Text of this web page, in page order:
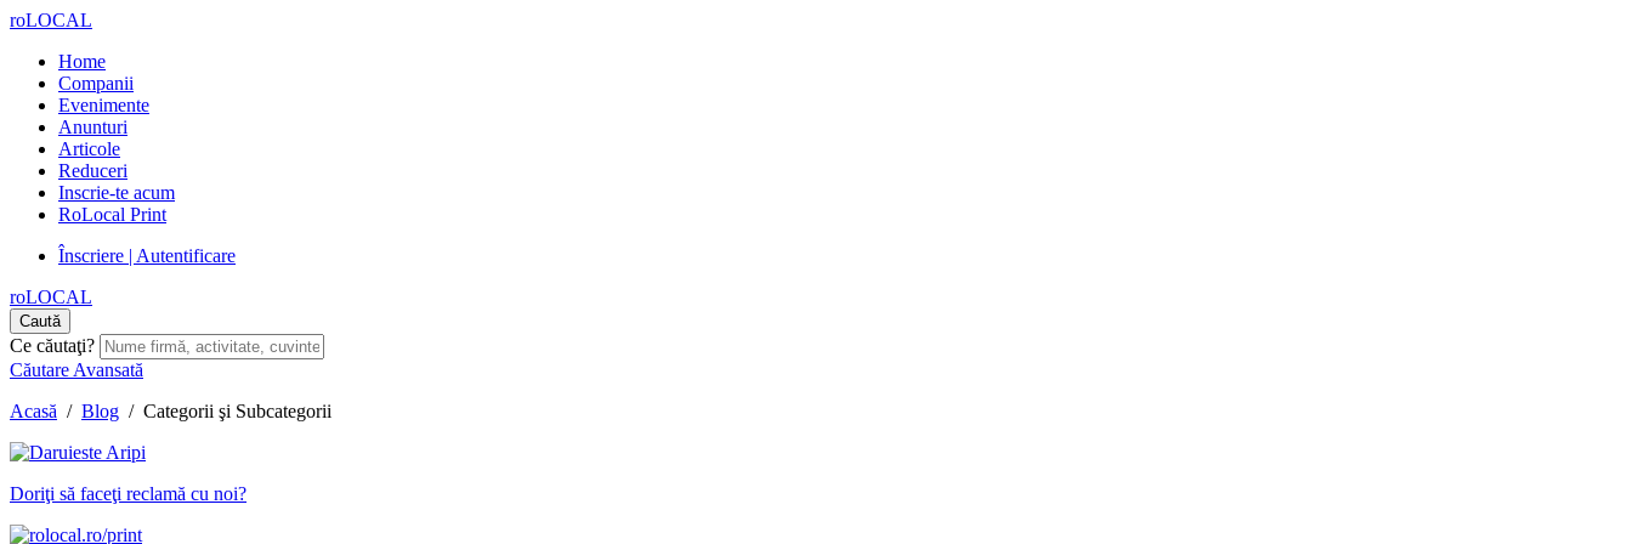
roLOCAL
Home
Companii
Evenimente
Anunturi
Articole
Reduceri
Inscrie-te acum
RoLocal Print
Înscriere | Autentificare
roLOCAL
Caută
Ce căutaţi?
Căutare Avansată
Acasă / Blog / Categorii şi Subcategorii
Doriţi să faceţi reclamă cu noi?